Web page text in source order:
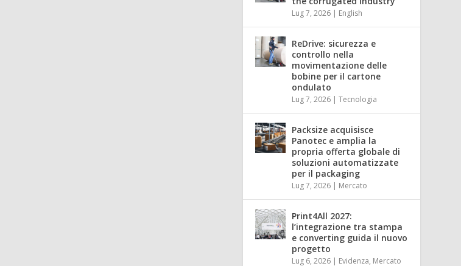
Lug 7, 2026 | English
ReDrive: sicurezza e
controllo nella
movimentazione delle
bobine per il cartone
ondulato
Lug 7, 2026 |Tecnologia
Packsize acquisisce
Panotec e amplia la
propria offerta globale di
soluzioni automatizzate
per il packaging
Lug 7, 2026 | Mercato
Print4All 2027:
l’integrazione tra stampa
e converting guida il nuovo
progetto
Lug 6, 2026 | Evidenza, Mercato